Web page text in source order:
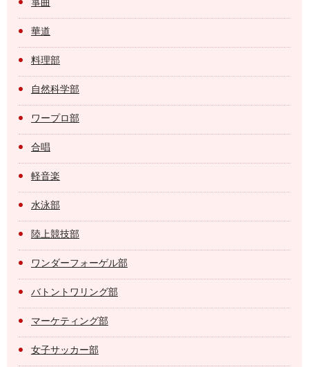
華道
料理部
自然科学部
ワープロ部
合唱
軽音楽
水泳部
陸上競技部
ワンダーフォーゲル部
バトントワリング部
マーケティング部
女子サッカー部